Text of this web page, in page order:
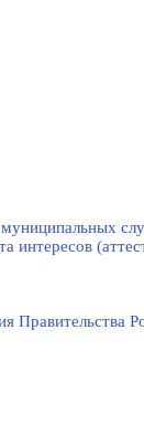
муниципальных
Правительства